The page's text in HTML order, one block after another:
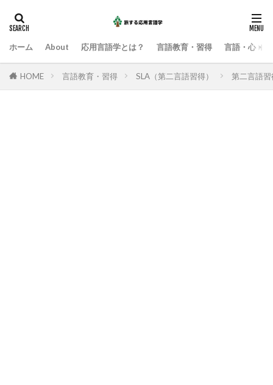
ホーム About 応用言語学とは？ 言語教育・習得 言語・心・
HOME 言語教育・習得 SLA（第二言語習得） 第二言語